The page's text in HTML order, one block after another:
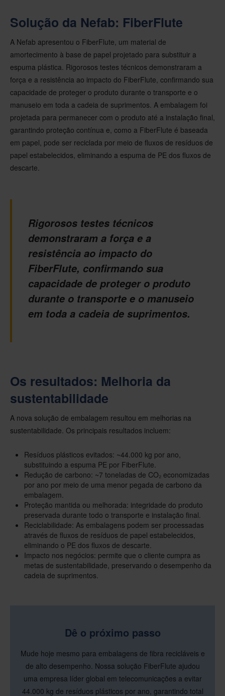
Solução da Nefab: FiberFlute
A Nefab apresentou o FiberFlute, um material de
amortecimento à base de papel projetado para substituir a
espuma plástica. Rigorosos testes técnicos demonstraram a
força e a resistência ao impacto do FiberFlute, confirmando sua
capacidade de proteger o produto durante o transporte e o
manuseio em toda a cadeia de suprimentos. A embalagem foi
projetada para permanecer com o produto até a instalação final,
garantindo proteção contínua e, como a FiberFlute é baseada
em papel, pode ser reciclada por meio de fluxos de resíduos de
papel estabelecidos, eliminando a espuma de PE dos fluxos de
descarte.
Rigorosos testes técnicos
demonstraram a força e a
resistência ao impacto do
FiberFlute, confirmando sua
capacidade de proteger o produto
durante o transporte e o manuseio
em toda a cadeia de suprimentos.
Os resultados: Melhoria da
sustentabilidade
A nova solução de embalagem resultou em melhorias na
sustentabilidade. Os principais resultados incluem:
Resíduos plásticos evitados: ~44.000 kg por ano,
substituindo a espuma PE por FiberFlute.
Redução de carbono: ~7 toneladas de CO₂ economizadas
por ano por meio de uma menor pegada de carbono da
embalagem.
Proteção mantida ou melhorada: integridade do produto
preservada durante todo o transporte e instalação final.
Reciclabilidade: As embalagens podem ser processadas
através de fluxos de resíduos de papel estabelecidos,
eliminando o PE dos fluxos de descarte.
Impacto nos negócios: permite que o cliente cumpra as
metas de sustentabilidade, preservando o desempenho da
cadeia de suprimentos.
Dê o próximo passo
Mude hoje mesmo para embalagens de fibra recicláveis e
de alto desempenho. Nossa solução FiberFlute ajudou
uma empresa líder global em telecomunicações a evitar
44.000 kg de resíduos plásticos por ano, garantindo total